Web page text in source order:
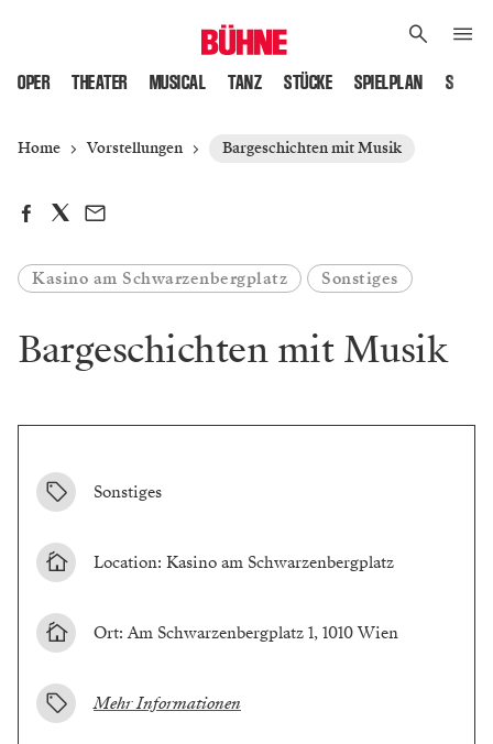
OPER THEATER MUSICAL TANZ STÜCKE SPIELPLAN
Home Vorstellungen Bargeschichten mit Musik
Kasino am Schwarzenbergplatz Sonstiges
Bargeschichten mit Musik
Sonstiges
Location: Kasino am Schwarzenbergplatz
Ort: Am Schwarzenbergplatz 1, 1010 Wien
Mehr Informationen